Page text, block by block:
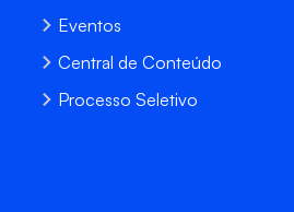
Eventos
Central de Conteúdo
Processo Seletivo